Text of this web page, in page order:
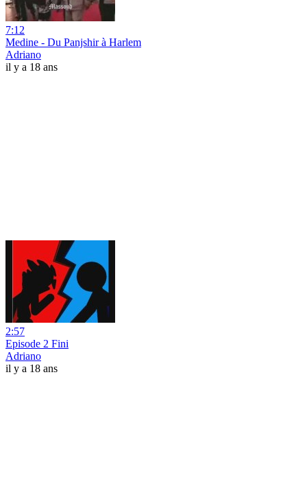
7:12
Medine - Du Panjshir à Harlem
Adriano
il y a 18 ans
2:57
Episode 2 Fini
Adriano
il y a 18 ans